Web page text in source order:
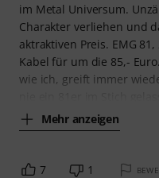
im Metal Universum.
Charakter verliehen und
aktraktiven Preis. EMG
Kabel für um die 85,-
wie ich, greift immer
Mehr anzeigen
7 1